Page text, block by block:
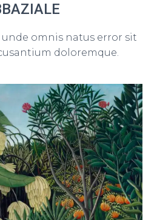
omnis natus error sit
doloremque.